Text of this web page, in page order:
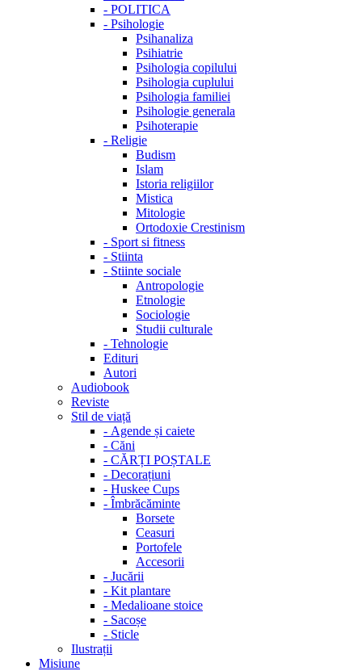
- POLITICA
- Psihologie
Psihanaliza
Psihiatrie
Psihologia copilului
Psihologia cuplului
Psihologia familiei
Psihologie generala
Psihoterapie
- Religie
Budism
Islam
Istoria religiilor
Mistica
Mitologie
Ortodoxie Crestinism
- Sport si fitness
- Stiinta
- Stiinte sociale
Antropologie
Etnologie
Sociologie
Studii culturale
- Tehnologie
Edituri
Autori
Audiobook
Reviste
Stil de viață
- Agende și caiete
- Căni
- CĂRȚI POȘTALE
- Decorațiuni
- Huskee Cups
- Îmbrăcăminte
Borsete
Ceasuri
Portofele
Accesorii
- Jucării
- Kit plantare
- Medalioane stoice
- Sacoșe
- Sticle
Ilustrații
Misiune